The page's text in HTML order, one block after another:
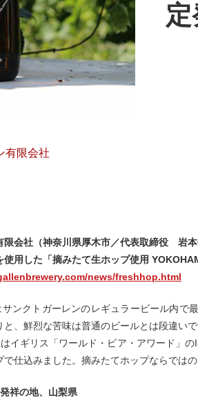
有限会社
限会社（神奈川県厚木市／代表取締役 岩
使用した「摘みたて生ホップ使用
news/freshhop.html
サンクトガーレンのレギュラービール内
、鮮烈な苦味は普通のビールとは段違いで
イギリス「ワールド・ビア・アワード」
仕込みました。摘みたてホップならでは
祥の地、山梨県